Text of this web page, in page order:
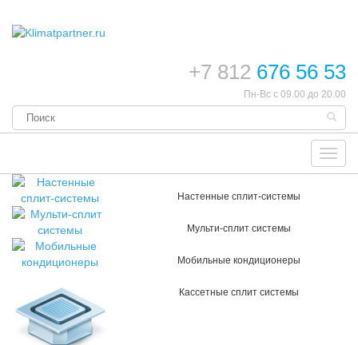
+7 812 676 56 53
Пн-Вс с 09.00 до 20.00
Настенные сплит-системы
Мульти-сплит системы
Мобильные кондиционеры
Кассетные сплит системы